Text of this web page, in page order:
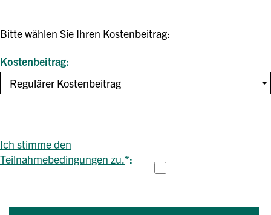
Bitte wählen Sie Ihren Kostenbeitrag:
Kostenbeitrag
Regulärer Kostenbeitrag
Ich stimme den
Teilnahmebedingungen zu.